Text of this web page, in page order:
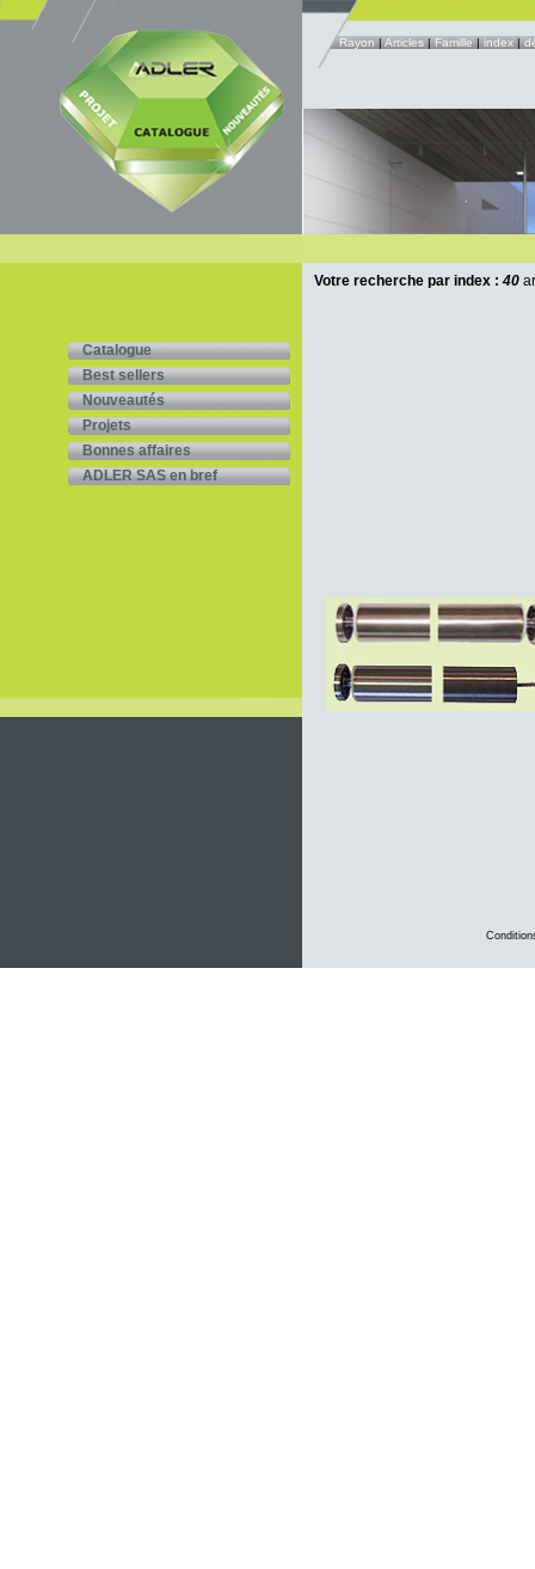
Rayon|Articles|Famille|index|
Catalogue
Best sellers
Nouveautés
Projets
Bonnes affaires
ADLER SAS en bref
Votre recherche par index : 40